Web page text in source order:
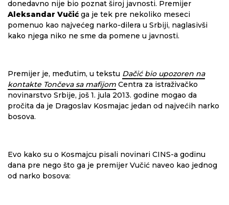
donedavno nije bio poznat široj javnosti. Premijer
Aleksandar Vučić ga je tek pre nekoliko meseci
pomenuo kao najvećeg narko-dilera u Srbiji, naglasivši
kako njega niko ne sme da pomene u javnosti.
Premijer je, međutim, u tekstu Dačić bio upozoren na
kontakte Tončeva sa mafijom Centra za istraživačko
novinarstvo Srbije, još 1. jula 2013. godine mogao da
pročita da je Dragoslav Kosmajac jedan od najvećih narko
bosova.
Evo kako su o Kosmajcu pisali novinari CINS-a godinu
dana pre nego što ga je premijer Vučić naveo kao jednog
od narko bosova: